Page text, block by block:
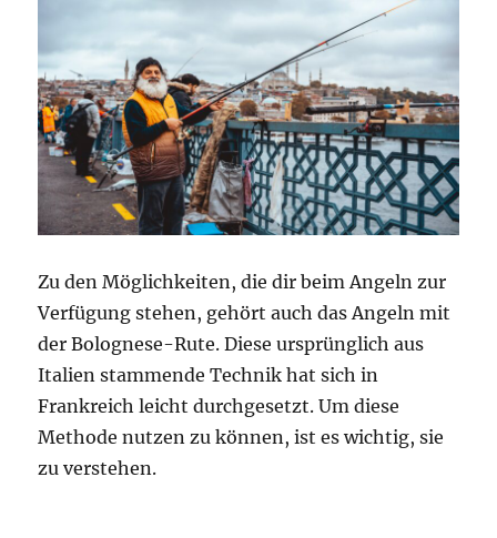
Zu den Möglichkeiten, die dir beim Angeln zur
Verfügung stehen, gehört auch das Angeln mit
der Bolognese-Rute. Diese ursprünglich aus
Italien stammende Technik hat sich in
Frankreich leicht durchgesetzt. Um diese
Methode nutzen zu können, ist es wichtig, sie
zu verstehen.